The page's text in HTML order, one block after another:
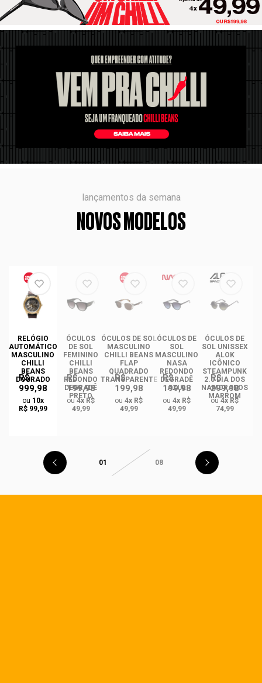
lançamentos da semana
NOVOS MODELOS
RELÓGIO
AUTOMÁTICO
MASCULINO
CHILLI
BEANS
DOURADO
R$
999,98
ou 10x
R$ 99,99
ÓCULOS
DE SOL
FEMININO
CHILLI
BEANS
REDONDO
DEGRADÊ
PRETO
R$
199,98
ou4x R$
49,99
ÓCULOS DE SOL
MASCULINO
CHILLI BEANS
FLAP
QUADRADO
TRANSPARENTE
R$
199,98
ou 4x R$
49,99
ÓCULOS DE
SOL
MASCULINO
NASA
REDONDO
DEGRADÊ
AZUL
R$
199,98
ou 4x R$
49,99
ÓCULOS DE
SOL UNISSEX
ALOK
ICÔNICO
STEAMPUNK
2.0 DIA DOS
NAMORADOS
MARROM
R$
299,98
ou4x R$
74,99
01 08